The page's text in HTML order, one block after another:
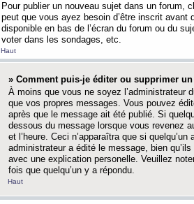
Pour publier un nouveau sujet dans un forum,
peut que vous ayez besoin d’être inscrit
disponible en bas de l’écran du forum ou du
voter dans les sondages, etc.
Haut
» Comment puis-je éditer ou supprimer
À moins que vous ne soyez l’administrateur
que vos propres messages. Vous pouvez
après que le message ait été publié. Si
dessous du message lorsque vous revenez
et l’heure. Ceci n’apparaîtra que si
administrateur a édité le message, bien
avec une explication personelle. Veuillez
fois que quelqu’un y a répondu.
Haut